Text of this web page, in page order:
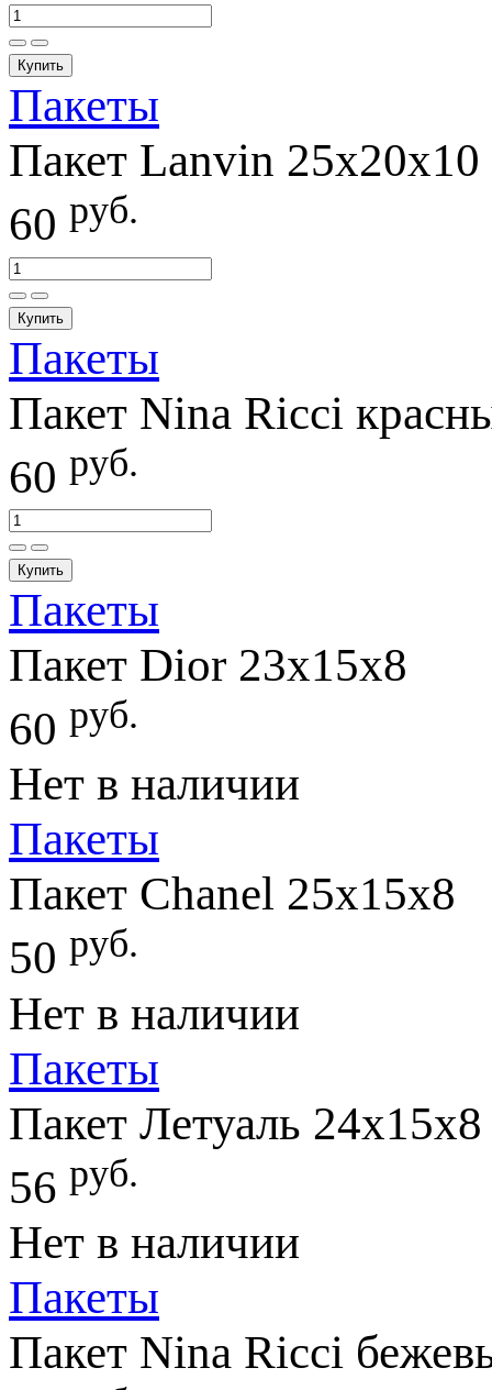
Купить
Пакеты
Пакет Lanvin 25х20х10
60 руб.
Купить
Пакеты
Пакет Nina Ricci
60 руб.
Купить
Пакеты
Пакет Dior 23х15х8
60 руб.
Нет в наличии
Пакеты
Пакет Chanel 25х15х8
50 руб.
Нет в наличии
Пакеты
Пакет Летуаль 24х15х8
56 руб.
Нет в наличии
Пакеты
Пакет Nina Ricci